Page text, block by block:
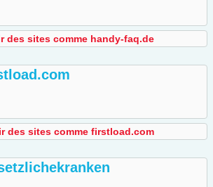
des sites comme handy-faq.de
des sites comme firstload.com